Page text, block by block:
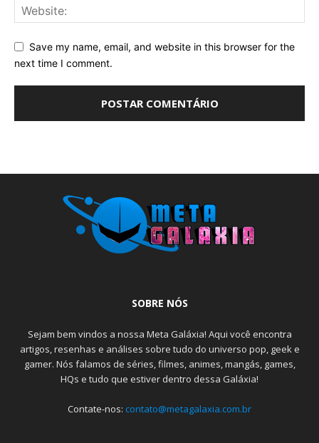
Save my name, email, and website in this browser for the
next time I comment.
SOBRE NÓS
Sejam bem vindos a nossa Meta Galáxia! Aqui você encontra
artigos, resenhas e análises sobre tudo do universo pop, geek e
gamer. Nós falamos de séries, filmes, animes, mangás, games,
HQs e tudo que estiver dentro dessa Galáxia!
Contate-nos: contato@metagalaxia.com.br